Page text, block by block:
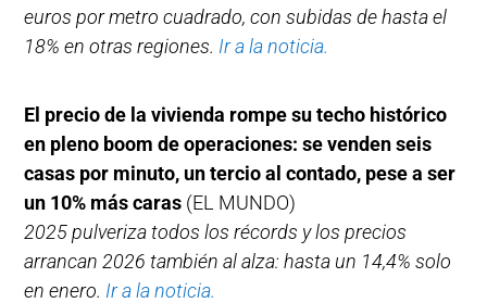
euros por metro cuadrado, con subidas de hasta el
18% en otras regiones. Ir a la noticia.
El precio de la vivienda rompe su techo histórico
en pleno boom de operaciones: se venden seis
casas por minuto, un tercio al contado, pese a ser
un 10% más caras (EL MUNDO)
2025 pulveriza todos los récords y los precios
arrancan 2026 también al alza: hasta un 14,4% solo
en enero. Ir a la noticia.